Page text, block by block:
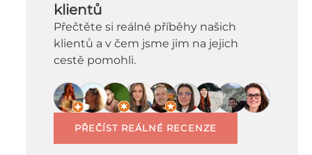
klientů
Přečtěte si reálné příběhy našich
klientů a v čem jsme jim na jejich
cestě pomohli.
PŘEČÍST REÁLNÉ RECENZE